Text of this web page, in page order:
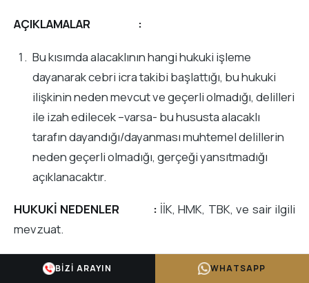
AÇIKLAMALAR :
Bu kısımda alacaklının hangi hukuki işleme
dayanarak cebri icra takibi başlattığı, bu hukuki
ilişkinin neden mevcut ve geçerli olmadığı, delilleri
ile izah edilecek –varsa- bu hususta alacaklı
tarafın dayandığı/dayanması muhtemel delillerin
neden geçerli olmadığı, gerçeği yansıtmadığı
açıklanacaktır.
HUKUKİ NEDENLER : İİK, HMK, TBK, ve sair ilgili
mevzuat.
DELİLLER :
Bu kısımda istirdat davasını haklı
BIZI ARAYIN WHATSAPP